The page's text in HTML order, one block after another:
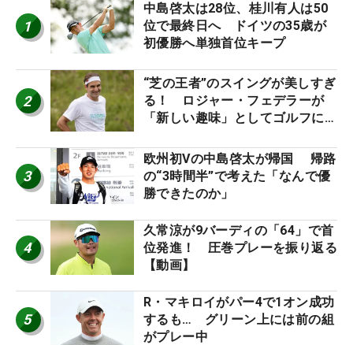
1
中島啓太は28位、桂川有人は50
位で最終日へ ドイツの35歳が
初優勝へ単独首位キープ
2
“芝の王者”のスイングが美しすぎ
る！ ロジャー・フェデラーが
「新しい趣味」としてゴルフに挑
3
欧州初Vの中島啓太が帰国 帰路
の“3時間半”で考えた「なんで優
勝できたのか」
4
久常涼が9バーディの「64」で首
位発進！ 圧巻プレーを振り返る
【動画】
5
R・マキロイがパー4で1オン成功
するも… グリーン上には前の組
がプレー中